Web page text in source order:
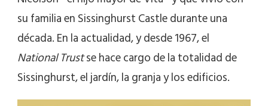
su familia en Sissinghurst Castle durante una
década. En la actualidad, y desde 1967, el
National Trustse hace cargo de la totalidad de
Sissinghurst, el jardín, la granja y los edificios.